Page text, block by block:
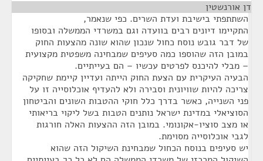
דן אורנשטין
השתתפתי בישיבת ועדת השרים. כפי שנאמר,
התקיימו דיונים רבים בוועדה וגם במשרדי הממשלה ובסופו
של דבר גובש נוסח כחול שנכון שהוא שונה מהצעות החוק
במובן הזה שהוספו כמה סעיפים שמבחינה משפטית מקצועית
– מבלי להיכנס לפרטים עכשיו – הם בעייתיים.
הבעיה העיקרית עם הצעת החוק הייתה ועדיין קיימת שחקיקה
צריכה להיות שוויונית וסבירה ולא להעדיף אוכלוסייה זו על
פני השנייה, כאשר בדרך כלל חוקי ההטבות השונים והביטחון
הסוציאלי במדינת ישראל נותנים הטבות בשל ליקוי בריאותי
או מצב סוציו-אקונומי. במובן הזה ההצעות האלה חורגות
לגבי אוכלוסייה מסוימת.
יש סעיפים בנוסח הכחול שמבחינת השיקול הזה שהוא